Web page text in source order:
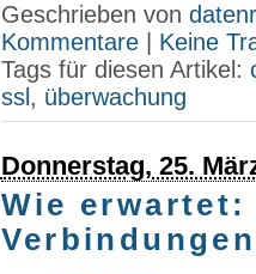
Geschrieben von
Kommentare| Keine
Tags für diesen Artikel:
ssl , überwachung
Donnerstag, 25.
Wie erwartet: